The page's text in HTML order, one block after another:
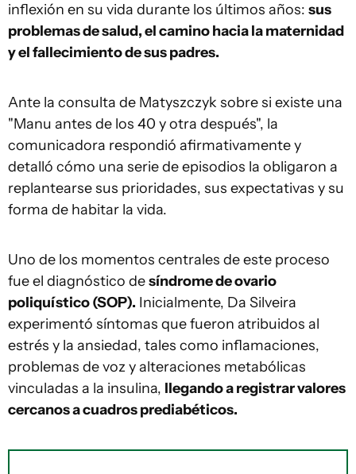
inflexión en su vida durante los últimos años: sus
problemas de salud, el camino hacia la maternidad
y el fallecimiento de sus padres.
Ante la consulta de Matyszczyk sobre si existe una
"Manu antes de los 40 y otra después", la
comunicadora respondió afirmativamente y
detalló cómo una serie de episodios la obligaron a
replantearse sus prioridades, sus expectativas y su
forma de habitar la vida.
Uno de los momentos centrales de este proceso
fue el diagnóstico desíndrome de ovario
poliquístico (SOP). Inicialmente, Da Silveira
experimentó síntomas que fueron atribuidos al
estrés y la ansiedad, tales como inflamaciones,
problemas de voz y alteraciones metabólicas
vinculadas a la insulina, llegando a registrar valores
cercanos a cuadros prediabéticos.